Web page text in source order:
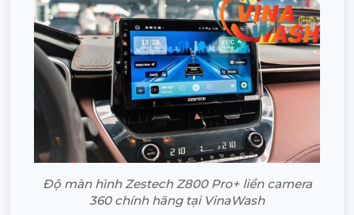
Độ màn hình Zestech Z800 Pro+ liền camera
360 chính hãng tại VinaWash